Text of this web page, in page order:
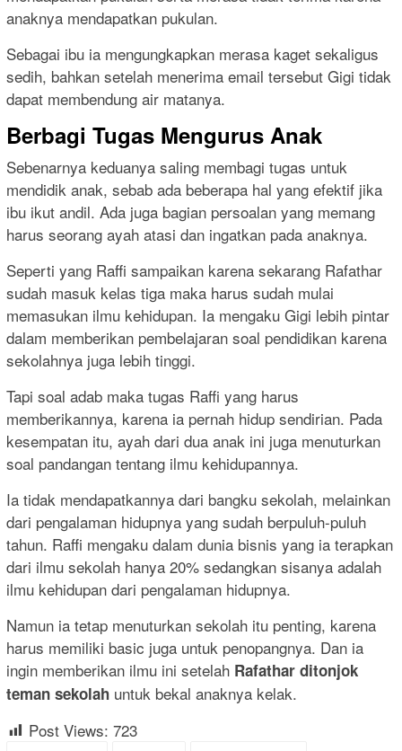
anaknya mendapatkan pukulan.
Sebagai ibu ia mengungkapkan merasa kaget sekaligus
sedih, bahkan setelah menerima email tersebut Gigi tidak
dapat membendung air matanya.
Berbagi Tugas Mengurus Anak
Sebenarnya keduanya saling membagi tugas untuk
mendidik anak, sebab ada beberapa hal yang efektif jika
ibu ikut andil. Ada juga bagian persoalan yang memang
harus seorang ayah atasi dan ingatkan pada anaknya.
Seperti yang Raffi sampaikan karena sekarang Rafathar
sudah masuk kelas tiga maka harus sudah mulai
memasukan ilmu kehidupan. Ia mengaku Gigi lebih pintar
dalam memberikan pembelajaran soal pendidikan karena
sekolahnya juga lebih tinggi.
Tapi soal adab maka tugas Raffi yang harus
memberikannya, karena ia pernah hidup sendirian. Pada
kesempatan itu, ayah dari dua anak ini juga menuturkan
soal pandangan tentang ilmu kehidupannya.
Ia tidak mendapatkannya dari bangku sekolah, melainkan
dari pengalaman hidupnya yang sudah berpuluh-puluh
tahun. Raffi mengaku dalam dunia bisnis yang ia terapkan
dari ilmu sekolah hanya 20% sedangkan sisanya adalah
ilmu kehidupan dari pengalaman hidupnya.
Namun ia tetap menuturkan sekolah itu penting, karena
harus memiliki basic juga untuk penopangnya. Dan ia
ingin memberikan ilmu ini setelah Rafathar ditonjok
teman sekolah untuk bekal anaknya kelak.
Post Views: 723